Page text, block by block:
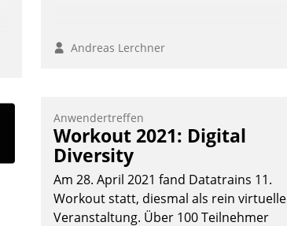
Andreas Lerchner
Anwendertreffen
Workout 2021: Digital
Diversity
Am 28. April 2021 fand Datatrains 11.
Workout statt, diesmal als rein virtuelle
Veranstaltung. Über 100 Teilnehmer